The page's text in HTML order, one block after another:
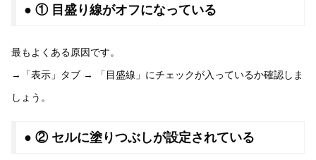
● ① 目盛り線がオフになっている
最もよくある原因です。
→「表示」タブ → 「目盛線」にチェックが入っているか確認しま
しょう。
● ② セルに塗りつぶしが設定されている